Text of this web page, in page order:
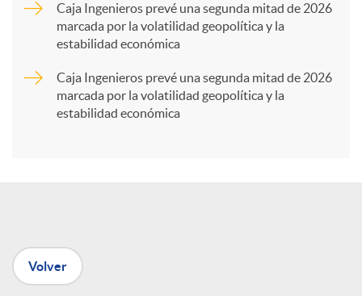
n
Caja Ingenieros prevé una segunda mitad de 2026
marcada por la volatilidad geopolítica y la
estabilidad económica
Caja Ingenieros prevé una segunda mitad de 2026
marcada por la volatilidad geopolítica y la
estabilidad económica
Volver